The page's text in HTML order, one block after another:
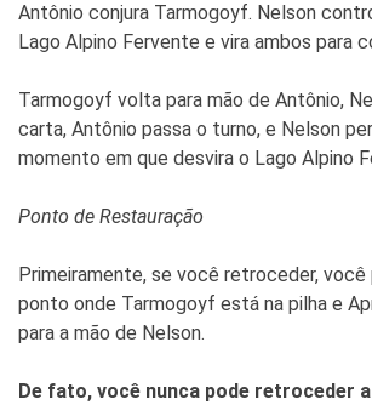
Antônio conjura Tarmogoyf. Nelson
Lago Alpino Fervente e vira ambos para
Tarmogoyf volta para mão de Antônio,
carta, Antônio passa o turno, e Nelson
momento em que desvira o Lago Alpino
Ponto de Restauração
Primeiramente, se você retroceder,
ponto onde Tarmogoyf está na pilha e
para a mão de Nelson.
De fato, você nunca pode retroceder